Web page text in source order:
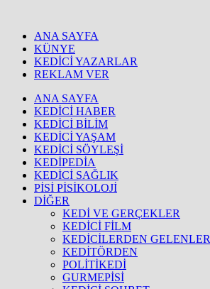
ANA SAYFA
KÜNYE
KEDİCİ YAZARLAR
REKLAM VER
ANA SAYFA
KEDİCİ HABER
KEDİCİ BİLİM
KEDİCİ YAŞAM
KEDİCİ SÖYLEŞİ
KEDİPEDİA
KEDİCİ SAĞLIK
PİSİ PİSİKOLOJİ
DİĞER
KEDİ VE GERÇEKLER
KEDİCİ FİLM
KEDİCİLERDEN GELENLER
KEDİTÖRDEN
POLİTİKEDİ
GURMEPİSİ